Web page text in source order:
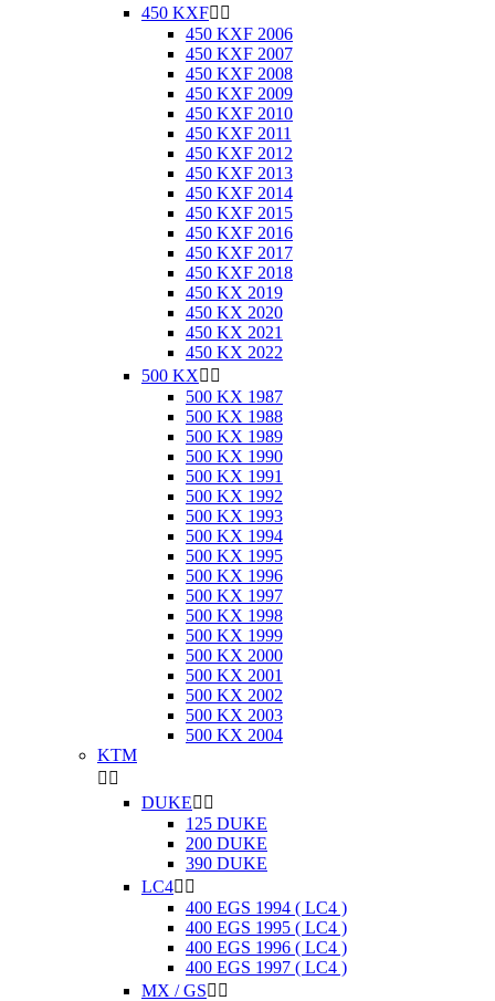
450 KXF 
450 KXF 2006
450 KXF 2007
450 KXF 2008
450 KXF 2009
450 KXF 2010
450 KXF 2011
450 KXF 2012
450 KXF 2013
450 KXF 2014
450 KXF 2015
450 KXF 2016
450 KXF 2017
450 KXF 2018
450 KX 2019
450 KX 2020
450 KX 2021
450 KX 2022
500 KX 
500 KX 1987
500 KX 1988
500 KX 1989
500 KX 1990
500 KX 1991
500 KX 1992
500 KX 1993
500 KX 1994
500 KX 1995
500 KX 1996
500 KX 1997
500 KX 1998
500 KX 1999
500 KX 2000
500 KX 2001
500 KX 2002
500 KX 2003
500 KX 2004
KTM
 
DUKE 
125 DUKE
200 DUKE
390 DUKE
LC4 
400 EGS 1994 ( LC4 )
400 EGS 1995 ( LC4 )
400 EGS 1996 ( LC4 )
400 EGS 1997 ( LC4 )
MX / GS 